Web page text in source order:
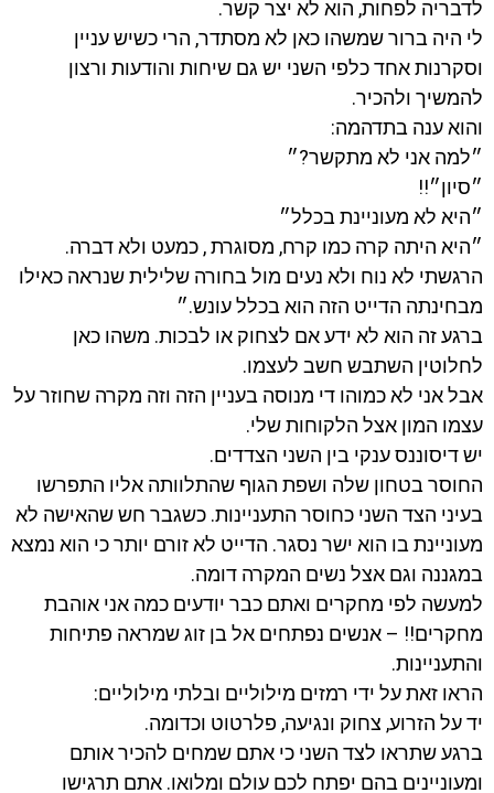
לדבריה לפחות, הוא לא יצר קשר.
לי היה ברור שמשהו כאן לא מסתדר, הרי כשיש עניין
וסקרנות אחד כלפי השני יש גם שיחות והודעות ורצון
להמשיך ולהכיר.
והוא ענה בתדהמה:
״למה אני לא מתקשר?״
״סיון״!!
״היא לא מעוניינת בכלל״
״היא היתה קרה כמו קרח, מסוגרת , כמעט ולא דברה.
הרגשתי לא נוח ולא נעים מול בחורה שלילית שנראה כאילו
מבחינתה הדייט הזה הוא בכלל עונש.״
ברגע זה הוא לא ידע אם לצחוק או לבכות. משהו כאן
לחלוטין השתבש חשב לעצמו.
אבל אני לא כמוהו די מנוסה בעניין הזה וזה מקרה שחוזר על
עצמו המון אצל הלקוחות שלי.
יש דיסוננס ענקי בין השני הצדדים.
החוסר בטחון שלה ושפת הגוף שהתלוותה אליו התפרשו
בעיני הצד השני כחוסר התעניינות. כשגבר חש שהאישה לא
מעוניינת בו הוא ישר נסגר. הדייט לא זורם יותר כי הוא נמצא
במגננה וגם אצל נשים המקרה דומה.
למעשה לפי מחקרים ואתם כבר יודעים כמה אני אוהבת
מחקרים!! – אנשים נפתחים אל בן זוג שמראה פתיחות
והתעניינות.
הראו זאת על ידי רמזים מילוליים ובלתי מילוליים:
יד על הזרוע, צחוק ונגיעה, פלרטוט וכדומה.
ברגע שתראו לצד השני כי אתם שמחים להכיר אותם
ומעוניינים בהם יפתח לכם עולם ומלואו. אתם תרגישו